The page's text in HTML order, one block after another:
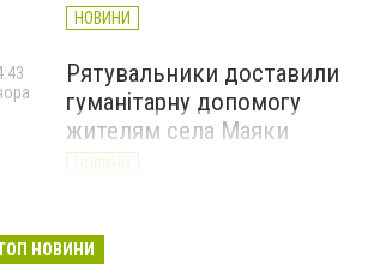
НОВИНИ
Рятувальники доставили
гуманітарну допомогу
жителям села Маяки
НОВИНИ
онлайн-акція до Дня молоді
НОВИНИ